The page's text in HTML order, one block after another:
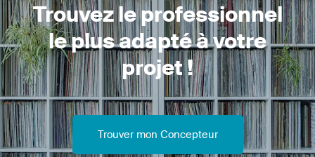
Trouvez le professionnel
le plus adapté à votre
projet !
Trouver mon Concepteur